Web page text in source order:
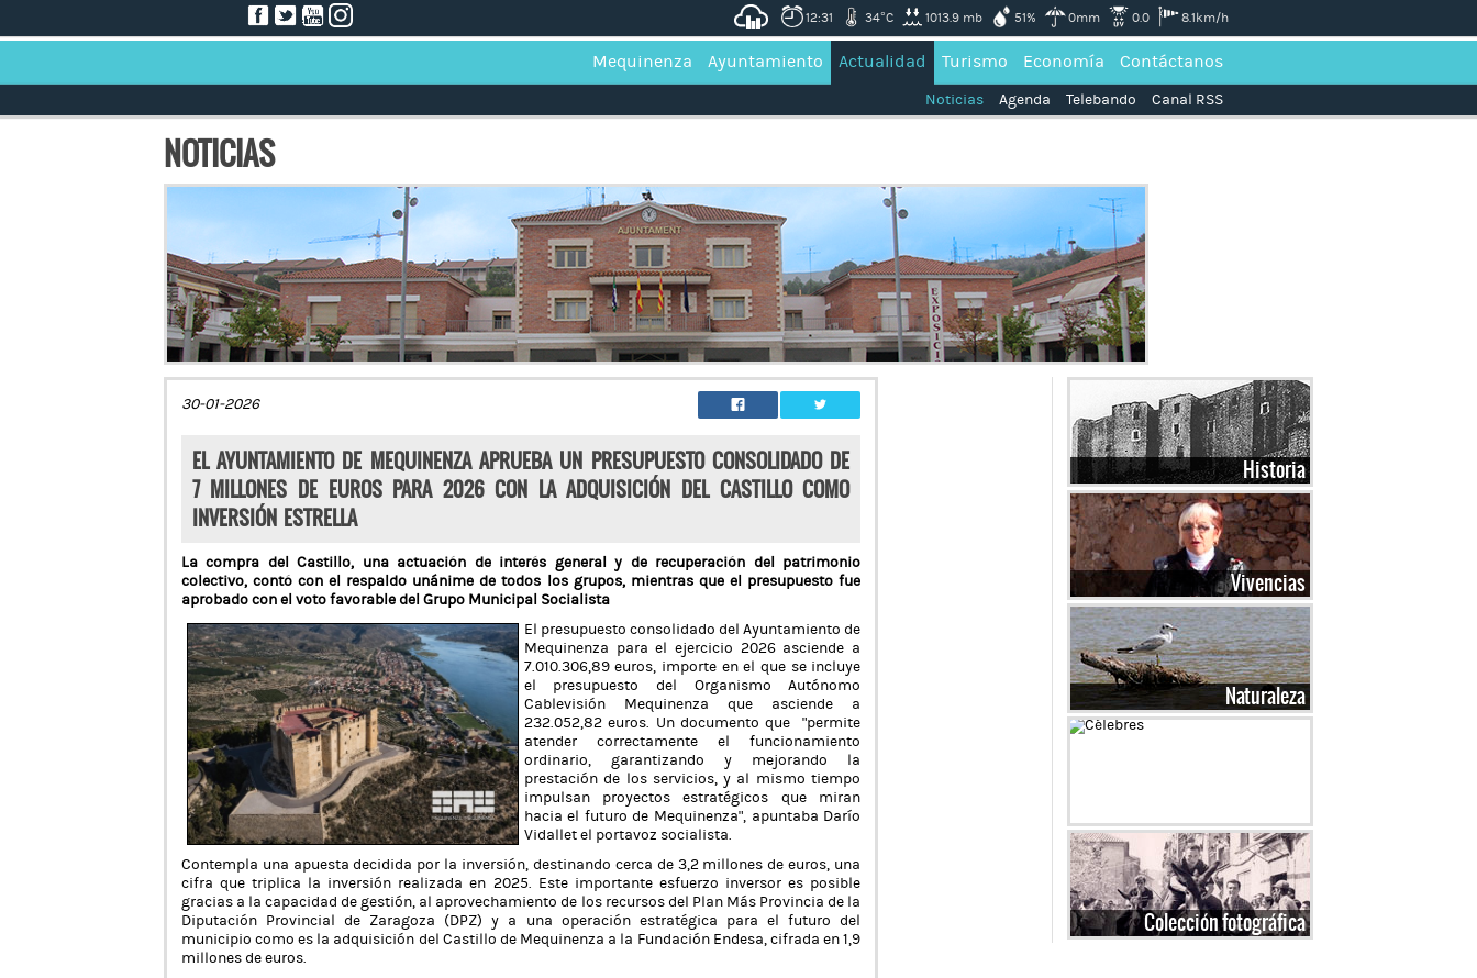
12:31 34°C 1013.9 mb 51% 0mm 0.0 8.1km/h
Mequinenza Ayuntamiento Actualidad Turismo Economía Contáctanos
Noticias Agenda Telebando Canal RSS
NOTICIAS
30-01-2026
EL AYUNTAMIENTO DE MEQUINENZA APRUEBA UN PRESUPUESTO CONSOLIDADO DE
7 MILLONES DE EUROS PARA 2026 CON LA ADQUISICIÓN DEL CASTILLO COMO
INVERSIÓN ESTRELLA
La compra del Castillo, una actuación de interés general y de recuperación del patrimonio
colectivo, contó con el respaldo unánime de todos los grupos, mientras que el presupuesto fue
aprobado con el voto favorable del Grupo Municipal Socialista
El presupuesto consolidado del Ayuntamiento de
Mequinenza para el ejercicio 2026 asciende a
7.010.306,89 euros, importe en el que se incluye
el presupuesto del Organismo Autónomo
Cablevisión Mequinenza que asciende a
232.052,82 euros. Un documento que “permite
atender correctamente el funcionamiento
ordinario, garantizando y mejorando la
prestación de los servicios, y al mismo tiempo
impulsan proyectos estratégicos que miran
hacia el futuro de Mequinenza”, apuntaba Darío
Vidallet el portavoz socialista.
Contempla una apuesta decidida por la inversión, destinando cerca de 3,2 millones de euros, una
cifra que triplica la inversión realizada en 2025. Este importante esfuerzo inversor es posible
gracias a la capacidad de gestión, al aprovechamiento de los recursos del Plan Más Provincia de la
Diputación Provincial de Zaragoza (DPZ) y a una operación estratégica para el futuro del
municipio como es la adquisición del Castillo de Mequinenza a la Fundación Endesa, cifrada en 1,9
millones de euros.
Historia
Vivencias
Naturaleza
Colección fotográfica